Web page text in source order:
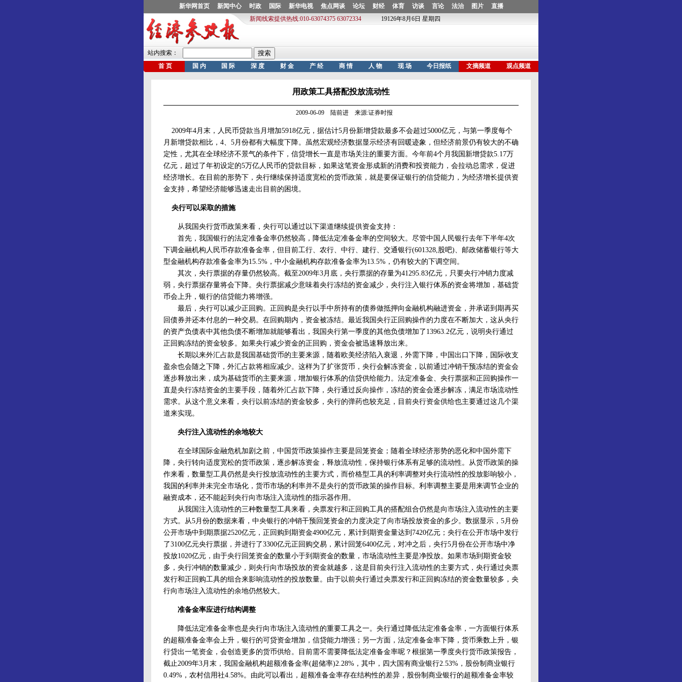
用政策工具搭配投放流动性
2009-06-09 陆前进 来源:证券时报
2009年4月末，人民币贷款当月增加5918亿元，据估计5月份新增贷款最多不会超过5000亿元，与第一季度每个
月新增贷款相比，4、5月份都有大幅度下降。虽然宏观经济数据显示经济有回暖迹象，但经济前景仍有较大的不确
定性，尤其在全球经济不景气的条件下，信贷增长一直是市场关注的重要方面。今年前4个月我国新增贷款5.17万
亿元，超过了年初设定的5万亿人民币的贷款目标，如果这笔资金形成新的消费和投资能力，会拉动总需求，促进
经济增长。在目前的形势下，央行继续保持适度宽松的货币政策，就是要保证银行的信贷能力，为经济增长提供资
金支持，希望经济能够迅速走出目前的困境。
央行可以采取的措施
从我国央行货币政策来看，央行可以通过以下渠道继续提供资金支持：
首先，我国银行的法定准备金率仍然较高，降低法定准备金率的空间较大。尽管中国人民银行去年下半年4次
下调金融机构人民币存款准备金率，但目前工行、农行、中行、建行、交通银行(601328,股吧)、邮政储蓄银行等大
型金融机构存款准备金率为15.5%，中小金融机构存款准备金率为13.5%，仍有较大的下调空间。
其次，央行票据的存量仍然较高。截至2009年3月底，央行票据的存量为41295.83亿元，只要央行冲销力度减
弱，央行票据存量将会下降。央行票据减少意味着央行冻结的资金减少，央行注入银行体系的资金将增加，基础货
币会上升，银行的信贷能力将增强。
最后，央行可以减少正回购。正回购是央行以手中所持有的债券做抵押向金融机构融进资金，并承诺到期再买
回债券并还本付息的一种交易。在回购期内，资金被冻结。最近我国央行正回购操作的力度在不断加大，这从央行
的资产负债表中其他负债不断增加就能够看出，我国央行第一季度的其他负债增加了13963.2亿元，说明央行通过
正回购冻结的资金较多。如果央行减少资金的正回购，资金会被迅速释放出来。
长期以来外汇占款是我国基础货币的主要来源，随着欧美经济陷入衰退，外需下降，中国出口下降，国际收支
盈余也会随之下降，外汇占款将相应减少。这样为了扩张货币，央行会解冻资金，以前通过冲销干预冻结的资金会
逐步释放出来，成为基础货币的主要来源，增加银行体系的信贷供给能力。法定准备金、央行票据和正回购操作一
直是央行冻结资金的主要手段，随着外汇占款下降，央行通过反向操作，冻结的资金会逐步解冻，满足市场流动性
需求。从这个意义来看，央行以前冻结的资金较多，央行的弹药也较充足，目前央行资金供给也主要通过这几个渠
道来实现。
央行注入流动性的余地较大
在全球国际金融危机加剧之前，中国货币政策操作主要是回笼资金；随着全球经济形势的恶化和中国外需下
降，央行转向适度宽松的货币政策，逐步解冻资金，释放流动性，保持银行体系有足够的流动性。从货币政策的操
作来看，数量型工具仍然是央行投放流动性的主要方式，而价格型工具的利率调整对央行流动性的投放影响较小，
我国的利率并未完全市场化，货币市场的利率并不是央行的货币政策的操作目标。利率调整主要是用来调节企业的
融资成本，还不能起到央行向市场注入流动性的指示器作用。
从我国注入流动性的三种数量型工具来看，央票发行和正回购工具的搭配组合仍然是向市场注入流动性的主要
方式。从5月份的数据来看，中央银行的冲销干预回笼资金的力度决定了向市场投放资金的多少。数据显示，5月份
公开市场中到期票据2520亿元，正回购到期资金4900亿元，累计到期资金量达到7420亿元；央行在公开市场中发行
了3100亿元央行票据，并进行了3300亿元正回购交易，累计回笼6400亿元，对冲之后，央行5月份在公开市场中净
投放1020亿元，由于央行回笼资金的数量小于到期资金的数量，市场流动性主要是净投放。如果市场到期资金较
多，央行冲销的数量减少，则央行向市场投放的资金就越多，这是目前央行注入流动性的主要方式，央行通过央票
发行和正回购工具的组合来影响流动性的投放数量。由于以前央行通过央票发行和正回购冻结的资金数量较多，央
行向市场注入流动性的余地仍然较大。
准备金率应进行结构调整
降低法定准备金率也是央行向市场注入流动性的重要工具之一。央行通过降低法定准备金率，一方面银行体系
的超额准备金率会上升，银行的可贷资金增加，信贷能力增强；另一方面，法定准备金率下降，货币乘数上升，银
行贷出一笔资金，会创造更多的货币供给。目前需不需要降低法定准备金率呢？根据第一季度央行货币政策报告，
截止2009年3月末，我国金融机构超额准备金率(超储率)2.28%，其中，四大国有商业银行2.53%，股份制商业银行
0.49%，农村信用社4.58%。由此可以看出，超额准备金率存在结构性的差异，股份制商业银行的超额准备金率较